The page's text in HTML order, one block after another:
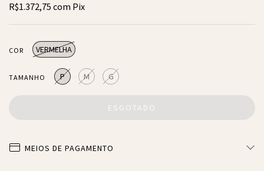
R$1.372,75 com Pix
COR VERMELHA
TAMANHO P M G
MEIOS DE PAGAMENTO